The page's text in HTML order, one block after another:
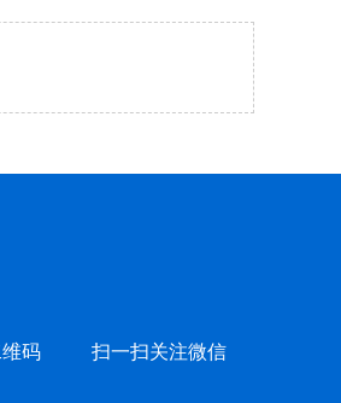
码 扫一扫关注微信